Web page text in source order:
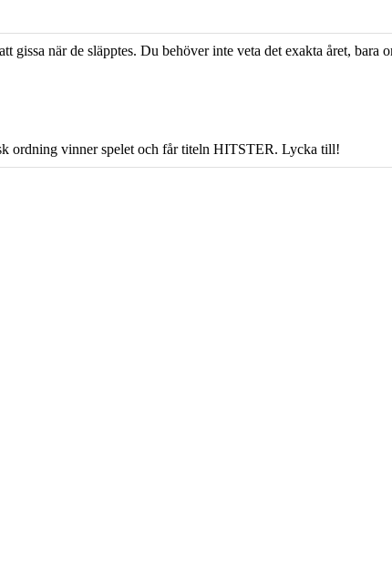
gissa när de släpptes. Du behöver inte veta det exakta året,
ordning vinner spelet och får titeln HITSTER. Lycka till!